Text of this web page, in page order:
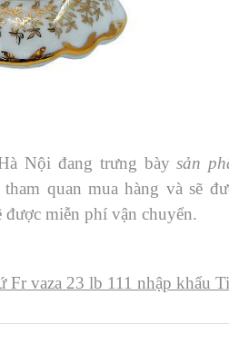
Nội đang trưng bàysản
quan mua hàng và sẽ
miễn phí vận chuyển.
Fr vaza 23 lb 111 nhập khẩu